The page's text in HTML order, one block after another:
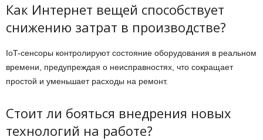
Как Интернет вещей способствует
снижению затрат в производстве?
IoT-сенсоры контролируют состояние оборудования в реальном
времени, предупреждая о неисправностях, что сокращает
простой и уменьшает расходы на ремонт.
Стоит ли бояться внедрения новых
технологий на работе?